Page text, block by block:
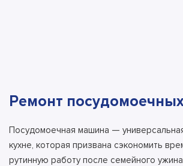
Ремонт
Посудомоечная машина —
кухне, которая призвана сэкономить
рутинную работу после семейного